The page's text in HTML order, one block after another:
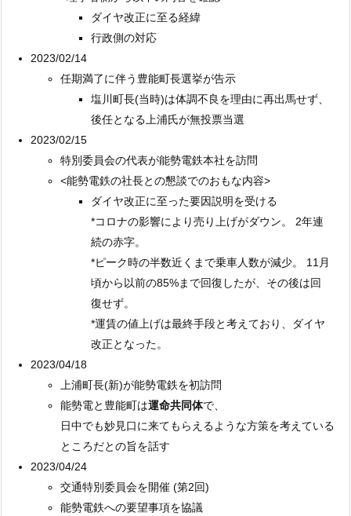
ダイヤ改正に至る経緯
行政側の対応
2023/02/14
任期満了に伴う豊能町長選挙が告示
塩川町長(当時)は体調不良を理由に再出馬せず、
後任となる上浦氏が無投票当選
2023/02/15
特別委員会の代表が能勢電鉄本社を訪問
<能勢電鉄の社長との懇談でのおもな内容>
ダイヤ改正に至った要因説明を受ける
*コロナの影響により売り上げがダウン。 2年連
続の赤字。
*ピーク時の半数近くまで乗車人数が減少。 11月
頃から以前の85%まで回復したが、その後は回
復せず。
*運賃の値上げは最終手段と考えており、ダイヤ
改正となった。
2023/04/18
上浦町長(新)が能勢電鉄を初訪問
能勢電と豊能町は運命共同体で、
日中でも妙見口に来てもらえるような方策を考えている
ところだとの旨を話す
2023/04/24
交通特別委員会を開催 (第2回)
能勢電鉄への要望事項を協議